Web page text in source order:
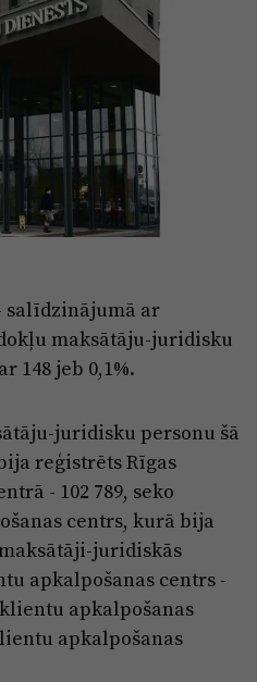
Mediju atbalsta fonds
Zivju fonds
Zaļā nākotne
Iedvesmai nav vecuma
Kodols
Kontakti
Par laikrakstu
Privātuma politika
Ētikas kodekss
Lietošanas noteikumi
Pārredzamības paziņojumi
Sludinājumi
salīdzinājumā ar
maksātāju-juridisku
148 jeb 0,1%.
juridisku personu šā
reģistrēts Rīgas
- 102 789, seko
centrs, kurā bija
juridiskās
apkalpošanas centrs -
apkalpošanas
apkalpošanas